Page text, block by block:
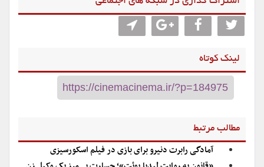
لینک کوتاه
مطالب مرتبط
آمادگی رابرت دنیرو برای بازی در فیلم اسکورسیزی